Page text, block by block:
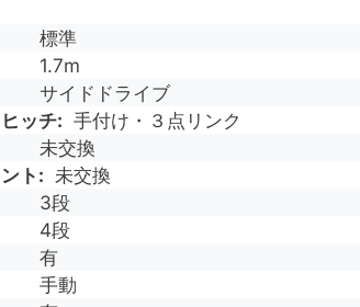
標準
1.7m
サイドドライブ
ッチ
手付け・３点リンク
未交換
ト
未交換
3段
4段
有
手動